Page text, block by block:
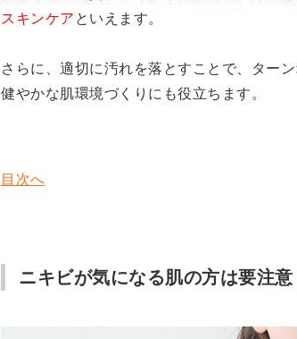
スキンケア といえます。
さらに、適切に汚れを落とすことで、ター
健やかな肌環境づくりにも役立ちます。
目次へ
ニキビが気になる肌の方は要注